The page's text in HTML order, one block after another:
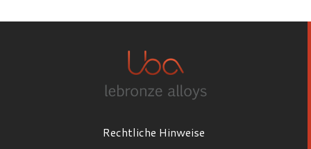
Rechtliche Hinweise